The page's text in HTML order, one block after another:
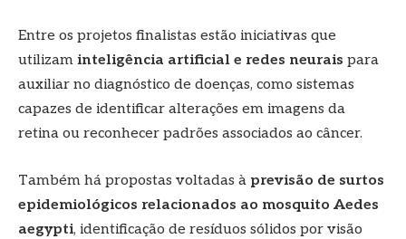
Entre os projetos finalistas estão iniciativas que
utilizam inteligência artificial e redes neurais para
auxiliar no diagnóstico de doenças, como sistemas
capazes de identificar alterações em imagens da
retina ou reconhecer padrões associados ao câncer.
Também há propostas voltadas à previsão de surtos
epidemiológicos relacionados ao mosquito Aedes
aegypti, identificação de resíduos sólidos por visão